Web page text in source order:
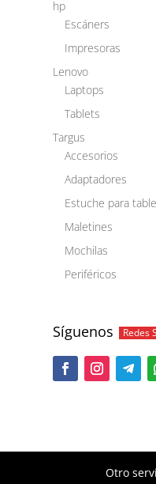
hp
Escáners
Impresoras
Lenovo
Laptops
Tablets
Targus
Accesorios
Adaptadores
Estuche para
Maletines
Mochilas
Periféricos
Síguenos Redes
Otro